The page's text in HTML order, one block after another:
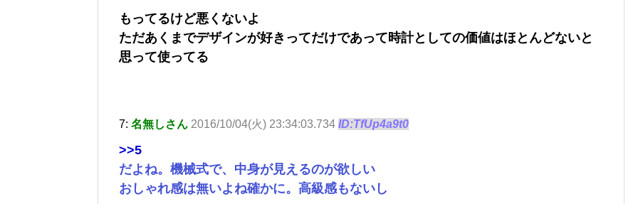
もってるけど悪くないよ
ただあくまでデザインが好きってだけであって時計としての価値はほとんどないと
思って使ってる
7: 名無しさん 2016/10/04(火) 23:34:03.734 ID:TfUp4a9t0
>>5
だよね。機械式で、中身が見えるのが欲しい
おしゃれ感は無いよね確かに。高級感もないし